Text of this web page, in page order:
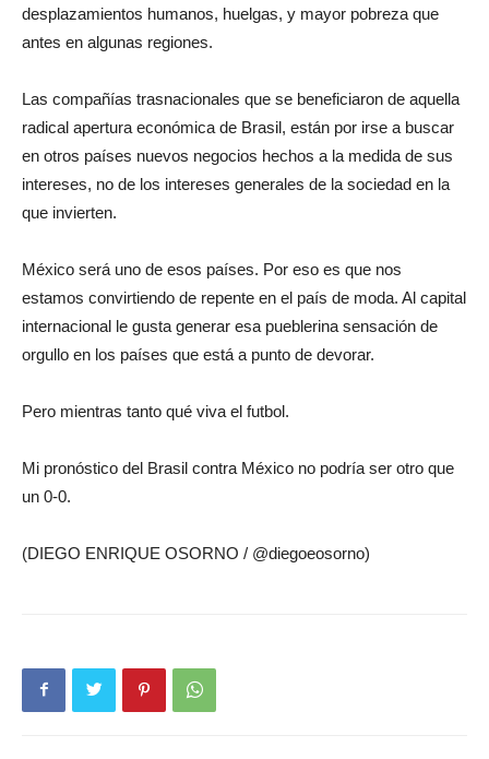
desplazamientos humanos, huelgas, y mayor pobreza que
antes en algunas regiones.
Las compañías trasnacionales que se beneficiaron de aquella
radical apertura económica de Brasil, están por irse a buscar
en otros países nuevos negocios hechos a la medida de sus
intereses, no de los intereses generales de la sociedad en la
que invierten.
México será uno de esos países. Por eso es que nos
estamos convirtiendo de repente en el país de moda. Al capital
internacional le gusta generar esa pueblerina sensación de
orgullo en los países que está a punto de devorar.
Pero mientras tanto qué viva el futbol.
Mi pronóstico del Brasil contra México no podría ser otro que
un 0-0.
(DIEGO ENRIQUE OSORNO / @diegoeosorno)